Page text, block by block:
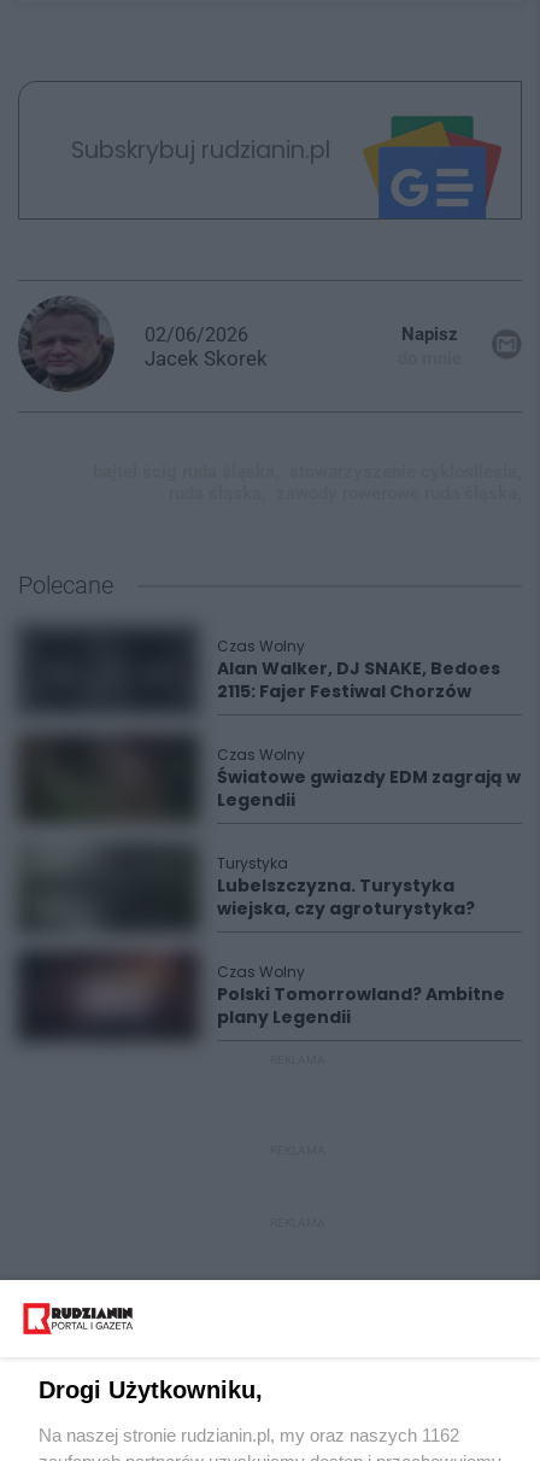
Subskrybuj rudzianin.pl
02/06/2026
Jacek Skorek
Napisz
Polecane
Czas Wolny
Alan Walker, DJ SNAKE, Bedoes
2115: Fajer Festiwal Chorzów
Czas Wolny
Światowe gwiazdy EDM zagrają w
Legendii
Turystyka
Lubelszczyzna. Turystyka
wiejska, czy agroturystyka?
Czas Wolny
Polski Tomorrowland? Ambitne
plany Legendii
Wydawca mediów lokalnych
Drogi Użytkowniku,
Na naszej stronie rudzianin.pl, my oraz naszych 1162